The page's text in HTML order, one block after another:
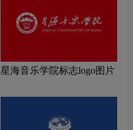
星海音乐学院标志logo图片